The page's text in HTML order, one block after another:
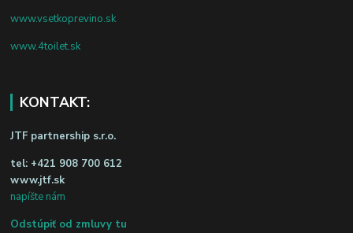
www.vsetkoprevino.sk
www.4toilet.sk
KONTAKT:
JTF partnership s.r.o.
tel: +421 908 700 612
www.jtf.sk
napíšte nám
Odstúpiť od zmluvy tu